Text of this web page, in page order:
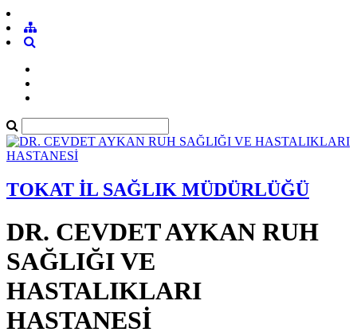
TOKAT İL SAĞLIK MÜDÜRLÜĞÜ
DR. CEVDET AYKAN RUH
SAĞLIĞI VE
HASTALIKLARI
HASTANESİ